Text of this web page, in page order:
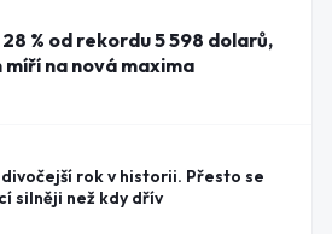
% od rekordu 5 598 dolarů,
na nová maxima
rok v historii. Přesto se
silněji než kdy dřív